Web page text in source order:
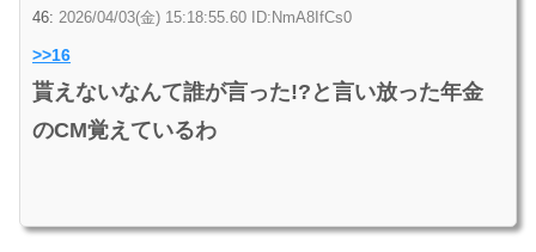
46: 2026/04/03(金) 15:18:55.60 ID:NmA8IfCs0
>>16
貰えないなんて誰が言った!?と言い放った年金
のCM覚えているわ